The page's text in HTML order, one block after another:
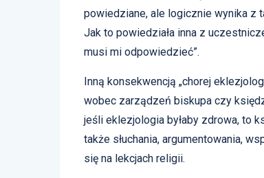
powiedziane, ale logicznie wynika z
Jak to powiedziała inna z
musi mi odpowiedzieć”.
Inną konsekwencją „chorej
wobec zarządzeń biskupa czy
jeśli eklezjologia byłaby zdrowa, to
także słuchania, argumentowania,
się na lekcjach religii.